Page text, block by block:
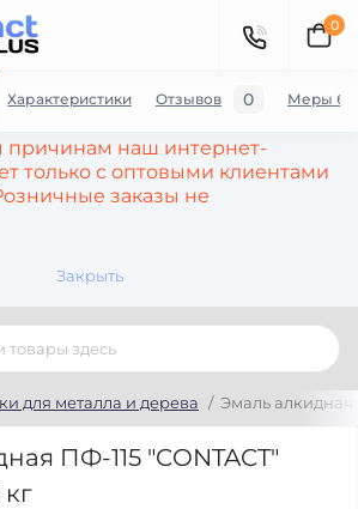
причинам наш интернет-
только с оптовыми клиентами
заказы не
Закрыть
0
для металла и дерева Эмаль алкидная
ПФ-115 "CONTACT"
Характеристики Отзывов 0 Меры